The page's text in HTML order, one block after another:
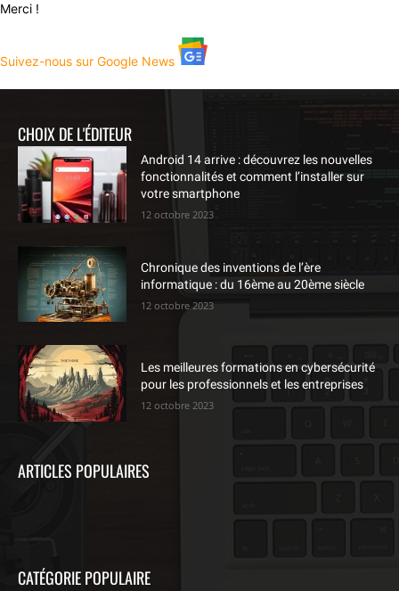
Merci !
Suivez-nous sur Google News
CHOIX DE L'ÉDITEUR
Android 14 arrive : découvrez les nouvelles
fonctionnalités et comment l’installer sur
votre smartphone
12 octobre 2023
Chronique des inventions de l’ère
informatique : du 16ème au 20ème siècle
12 octobre 2023
Les meilleures formations en cybersécurité
pour les professionnels et les entreprises
12 octobre 2023
ARTICLES POPULAIRES
CATÉGORIE POPULAIRE